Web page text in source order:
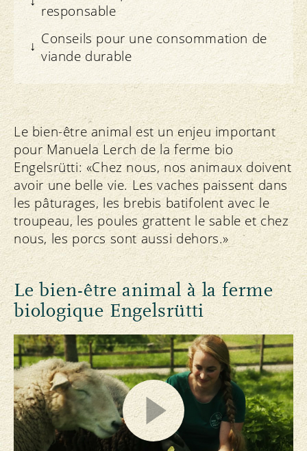
responsable
Conseils pour une consommation de
viande durable
Le bien-être animal est un enjeu important
pour Manuela Lerch de la ferme bio
Engelsrütti: «Chez nous, nos animaux doivent
avoir une belle vie. Les vaches paissent dans
les pâturages, les brebis batifolent avec le
troupeau, les poules grattent le sable et chez
nous, les porcs sont aussi dehors.»
Le bien-être animal à la ferme
biologique Engelsrütti